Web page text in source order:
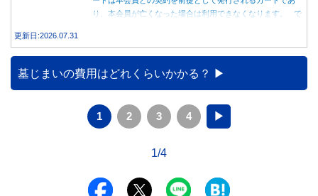
り、本会員が亡くなった場合は利用できなくなります。 で
族が行うべき手続きについて分かりやすく解説します。
更新日:2026.07.31
墓じまいの費用はどれくらいかかる？
1 2 3 4 ▶
1/4